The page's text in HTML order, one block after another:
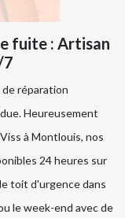
fuite : Artisan
7
réparation
Heureusement
à Montlouis, nos
24 heures sur
toit d'urgence dans
le week-end avec de